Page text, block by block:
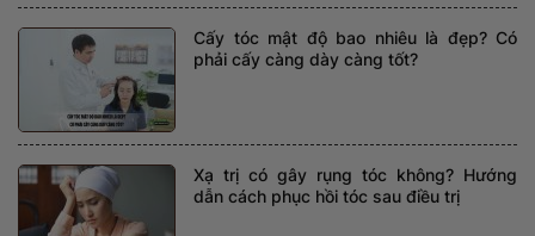
Cấy tóc mật độ bao nhiêu là đẹp? Có
phải cấy càng dày càng tốt?
Xạ trị có gây rụng tóc không? Hướng
dẫn cách phục hồi tóc sau điều trị